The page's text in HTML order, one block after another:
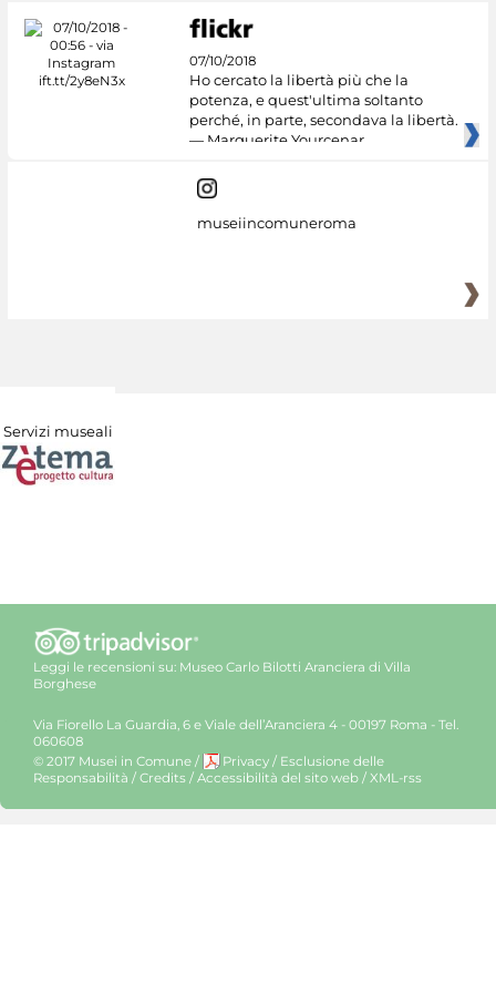
07/10/2018
Ho cercato la libertà più che la
potenza, e quest'ultima soltanto
perché, in parte, secondava la libertà.
— Marguerite Yourcenar
museiincomuneroma
Servizi museali
Leggi le recensioni su: Museo Carlo Bilotti Aranciera di Villa
Borghese
Via Fiorello La Guardia, 6 e Viale dell’Aranciera 4 - 00197 Roma - Tel.
060608
© 2017 Musei in Comune / Privacy / Esclusione delle
Responsabilità / Credits / Accessibilità del sito web / XML-rss